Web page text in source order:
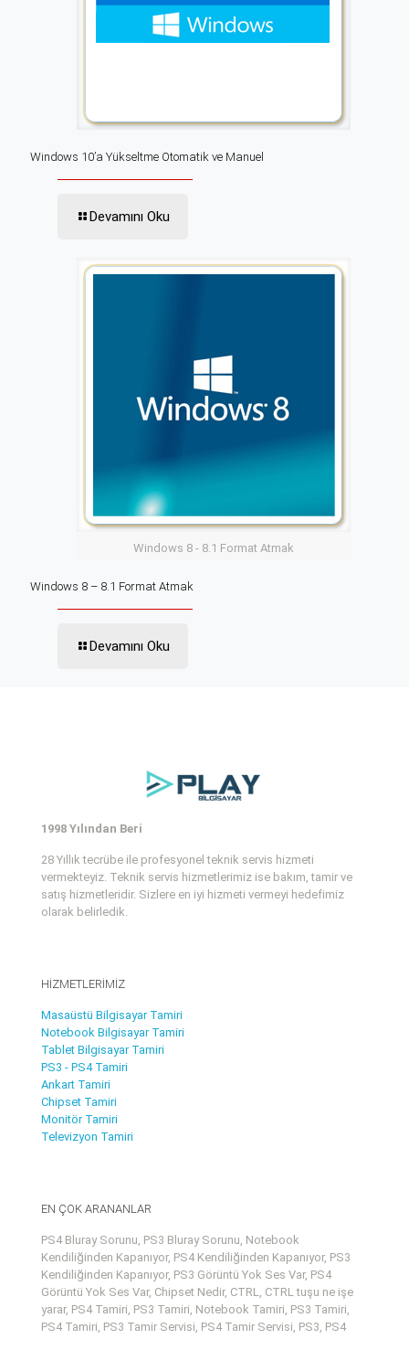
Windows 10’a Yükseltme Otomatik ve Manuel
Devamını Oku
Windows 8 - 8.1 Format Atmak
Windows 8 – 8.1 Format Atmak
Devamını Oku
1998 Yılından Beri
28 Yıllık tecrübe ile profesyonel teknik servis hizmeti
vermekteyiz. Teknik servis hizmetlerimiz ise bakım, tamir ve
satış hizmetleridir. Sizlere en iyi hizmeti vermeyi hedefimiz
olarak belirledik.
HİZMETLERİMİZ
Masaüstü Bilgisayar Tamiri
Notebook Bilgisayar Tamiri
Tablet Bilgisayar Tamiri
PS3 - PS4 Tamiri
Ankart Tamiri
Chipset Tamiri
Monitör Tamiri
Televizyon Tamiri
EN ÇOK ARANANLAR
PS4 Bluray Sorunu, PS3 Bluray Sorunu, Notebook
Kendiliğinden Kapanıyor, PS4 Kendiliğinden Kapanıyor, PS3
Kendiliğinden Kapanıyor, PS3 Görüntü Yok Ses Var, PS4
Görüntü Yok Ses Var, Chipset Nedir, CTRL, CTRL tuşu ne işe
yarar, PS4 Tamiri, PS3 Tamiri, Notebook Tamiri, PS3 Tamiri,
PS4 Tamiri, PS3 Tamir Servisi, PS4 Tamir Servisi, PS3, PS4